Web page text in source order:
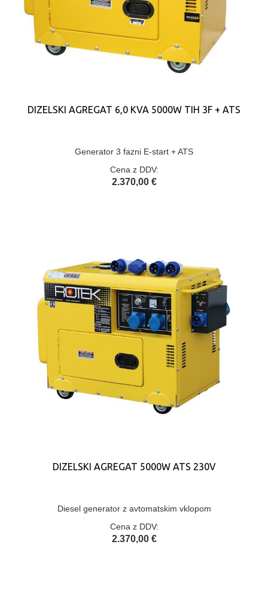
DIZELSKI AGREGAT 6,0 KVA 5000W TIH 3F + ATS
Generator 3 fazni E-start + ATS
Cena z DDV:
2.370,00 €
DIZELSKI AGREGAT 5000W ATS 230V
Diesel generator z avtomatskim vklopom
Cena z DDV:
2.370,00 €